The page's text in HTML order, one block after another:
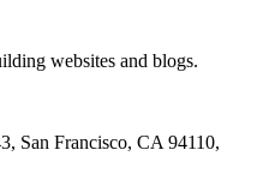
websites and blogs.
San Francisco, CA 94110,